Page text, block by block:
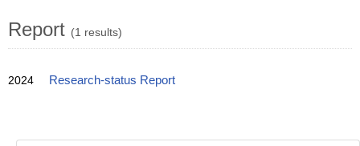
Report (1 results)
2024 Research-status Report